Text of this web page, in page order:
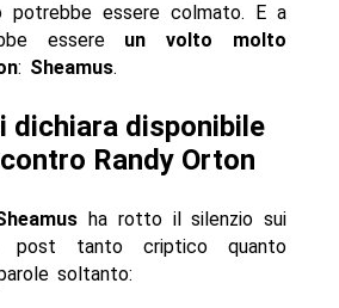
potrebbe essere colmato. E a
essere un volto molto
: Sheamus.
dichiara disponibile
Randy Orton
ha rotto il silenzio sui
post tanto criptico quanto
soltanto: